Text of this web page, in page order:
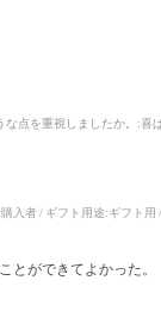
点を重視しましたか。 :喜
購入者 ギフト用途:ギフト用
とができてよかった。